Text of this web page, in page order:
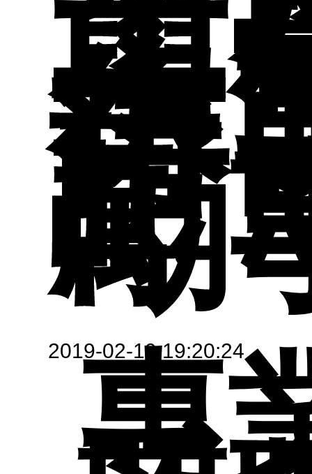
表
表
學
得
證
勵
2019-02-19 19:20:24
專